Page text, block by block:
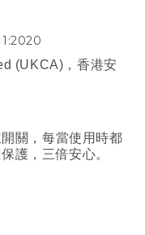
(UKCA)，香港安
關 ，每當使用時都
護，三倍安心。